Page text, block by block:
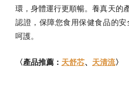
環，身體運行更順暢。養真天的
認證，保障您食用保健食品的
呵護。
〈產品推薦： 天舒芯、 天清流〉